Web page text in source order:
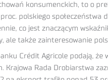
konsumenckich, to o
polskiego
co jest znaczącym
także zainteresowanie
Crédit Agricole podają,
Krajowa Rada Drobiarstwa